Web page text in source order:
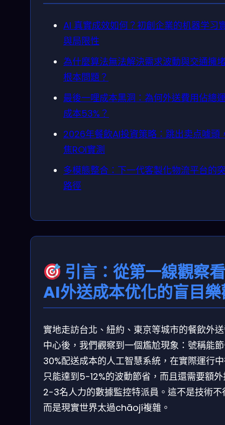
AI 真實成效如何？初創企業的机器学习
與局限性
為什麼算法無法解決需求波動與交通擁
根本問題？
最後一哩成本黑洞：為何外送費用佔總
成本53%？
2026年餐飲AI投資策略：跳出卖点噱頭
焦ROI實測
多模態整合：下一代客製化物流平台的
路徑
引言：從第一線觀察
AI外送成本优化的盲目
實地走訪台北、紐約、東京等城市的餐飲外
中心後，我們觀察到一個尷尬現象：號稱能
30%配送成本的人工智慧系統，在實際運行
只能達到5-12%的波動節省，而且還需要額
2-3名人力的數據監控特派員。這不是技術不
而是現實世界太過chāojí複雜。